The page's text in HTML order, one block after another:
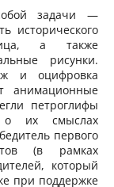
задачи —
исторического
а также
рисунки.
и оцифровка
анимационные
петроглифы
о их смыслах
первого
(в рамках
который
при поддержке